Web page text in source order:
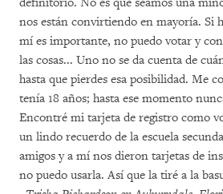
nos están convirtiendo en mayoría. Si
mí es importante, no puedo votar y
las cosas... Uno no se da cuenta de
hasta que pierdes esa posibilidad. Me
tenía 18 años; hasta ese momento
Encontré mi tarjeta de registro como
un lindo recuerdo de la escuela
amigos y a mí nos dieron tarjetas de
no puedo usarla. Así que la tiré a la